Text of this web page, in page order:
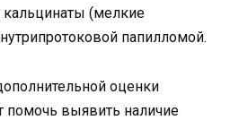
(мелкие
папилломой.
оценки
выявить наличие